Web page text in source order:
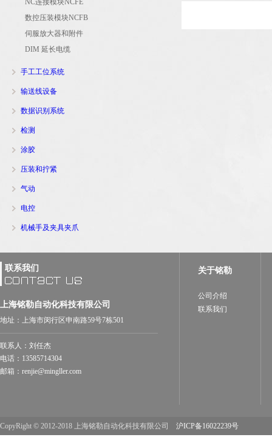
NC连接模块NCFE
数控压装模块NCFB
伺服放大器和附件
DIM 延长电缆
手工工位系统
输送线设备
数据识别系统
检测
涂胶
压装和拧紧
气动
电控
机械手及夹具夹爪
联系我们
上海铭勒自动化科技有限公司
地址：上海市闵行区申南路59号7栋501
联系人：刘任杰
电话：13585714304
邮箱：renjie@mingller.com
关于铭勒
公司介绍
联系我们
CopyRight © 2012-2018 上海铭勒自动化科技有限公司 沪ICP备16022239号